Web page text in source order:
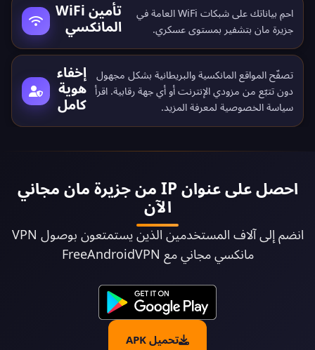
تأمين WiFi
المانكسي
احمِ بياناتك على شبكات WiFi العامة في
جزيرة مان بتشفير بمستوى عسكري.
إخفاء
هوية
كامل
تصفّح المواقع المانكسية والبريطانية بشكل مجهول
دون تتبّع من مزودي الإنترنت أو أي جهة رقابية. اقرأ
سياسة الخصوصية لمعرفة المزيد.
احصل على عنوان IP من جزيرة مان مجاني
الآن
انضم إلى آلاف المستخدمين الذين يستمتعون بوصول VPN
مانكسي مجاني مع FreeAndroidVPN
تحميل APK